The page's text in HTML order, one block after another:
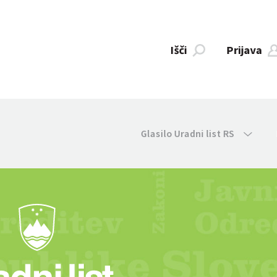
Išči Prijava
Glasilo Uradni list RS